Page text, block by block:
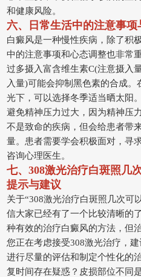
和健康风险。
六、日常生活中的注意事项
白癜风是一种慢性疾病，除了积
中的注意事项和心态调整也非常
过多摄入富含维生素C(注意摄入
入量)可能会抑制黑色素的合成
光下，可以选择冬季适当晒太阳
避免精神压力过大，因为精神压
不是致命的疾病，但会给患者带
量。患者需要学会积极面对，寻
咨询心理医生。
七、308激光治疗白斑照几
提示与建议
关于“308激光治疗白斑照几次可
信大家已经有了一个比较清晰的
种有效的治疗白癜风的方法，但
您正在考虑接受308激光治疗，
进行尽量的评估和制定个性化的
复时间存在疑惑？皮损部位不同